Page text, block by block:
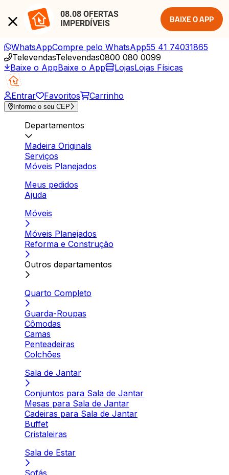
08.08 OFERTAS
IMPERDÍVEIS
BAIXE O APP
WhatsAppCompre pelo WhatsApp55 41 74031865
TelevendasTelevendas0800 080 0099
Baixe o AppBaixe o App LojasLojas Físicas
Entrar Favoritos Carrinho
Informe o seu CEP
Departamentos
Madeira Originals
Serviços
Móveis Planejados
Meus pedidos
Ajuda
Móveis
Móveis Planejados
Reforma e Construção
Outros departamentos
Quarto Completo
Guarda-Roupas
Cômodas
Camas
Penteadeiras
Colchões
Sala de Jantar
Conjuntos para Sala de Jantar
Mesas para Sala de Jantar
Cadeiras para Sala de Jantar
Buffet
Cristaleiras
Sala de Estar
Sofás